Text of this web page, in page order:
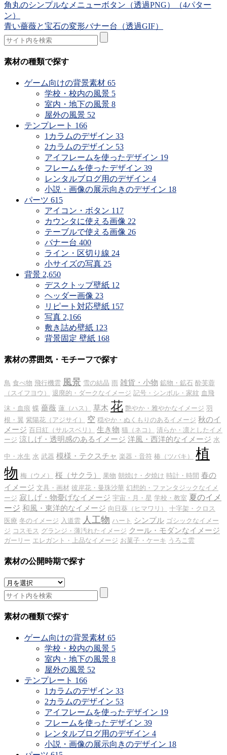
角丸のシンプルなメニューボタン（透過PNG）（4パター
ン）
青い薔薇と宝石の変形バナー台（透過GIF）
素材の種類で探す
ゲーム向けの背景素材 65
学校・校内の風景 5
室内・地下の風景 8
屋外の風景 52
テンプレート 166
1カラムのデザイン 33
2カラムのデザイン 53
アイフレームを使ったデザイン 19
フレームを使ったデザイン 39
レンタルブログ用のデザイン 4
小説・画像の展示向きのデザイン 18
パーツ 615
アイコン・ボタン 117
カウンタに使える画像 22
テーブルで使える画像 26
バナー台 400
ライン・区切り線 24
小サイズの写真 25
背景 2,650
デスクトップ壁紙 12
ヘッダー画像 23
リピート対応壁紙 157
写真 2,166
敷き詰め壁紙 123
背景固定 壁紙 168
素材の雰囲気・モチーフで探す
鳥 食べ物 飛行機雲 風景 雪の結晶 雨 雑貨・小物 鉱物・鉱石 酔芙蓉
（スイフヨウ）
退廃的・ダークなイメージ 記号・シンボル・家紋 血飛
沫・血痕 蝶 薔薇 蓮（ハス） 草木 花 艶やか・雅やかなイメージ 羽
根・翼 紫陽花（アジサイ） 空 穏やか・ぬくもりのあるイメージ 秋のイ
メージ 百日紅（サルスベリ） 生き物 猫（ネコ）
清らか・凛としたイメ
ージ 涼しげ・透明感のあるイメージ 洋風・西洋的なイメージ 水
中・水生 水 武器 模様・テクスチャ 楽器・音符 椿（ツバキ）
植
物 梅（ウメ） 桜（サクラ） 果物 朝焼け・夕焼け 時計・時間 春の
イメージ 文具・画材 彼岸花・曼珠沙華 幻想的・ファンタジックなイメ
ージ 寂しげ・物憂げなイメージ 宇宙・月・星 学校・教室 夏のイメ
ージ 和風・東洋的なイメージ 向日葵（ヒマワリ）
十字架・クロス
医療 冬のイメージ 入道雲 人工物 ハート シンプル ゴシックなイメー
ジ コスモス グランジ・薄汚れたイメージ クール・モダンなイメージ
ガーリー エレガント・上品なイメージ お菓子・ケーキ うろこ雲
素材の公開時期で探す
素
材
の
公
素材の種類で探す
ゲーム向けの背景素材 65
学校・校内の風景 5
室内・地下の風景 8
屋外の風景 52
テンプレート 166
1カラムのデザイン 33
2カラムのデザイン 53
アイフレームを使ったデザイン 19
フレームを使ったデザイン 39
レンタルブログ用のデザイン 4
小説・画像の展示向きのデザイン 18